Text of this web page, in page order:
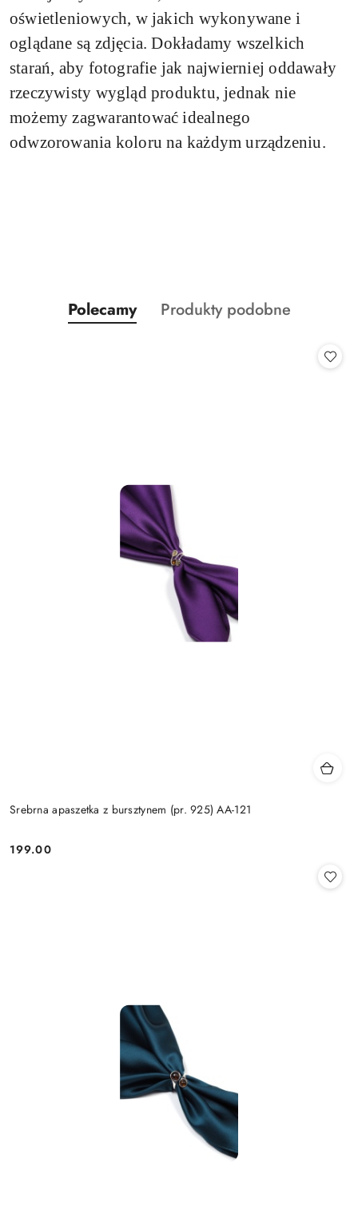
oświetleniowych, w jakich wykonywane i
oglądane są zdjęcia. Dokładamy wszelkich
starań, aby fotografie jak najwierniej oddawały
rzeczywisty wygląd produktu, jednak nie
możemy zagwarantować idealnego
odwzorowania koloru na każdym urządzeniu.
Pomiń karuzelę produktów
Produkty
o
Polecamy
Produkty
Produkty podobne
Srebrna apaszetka z bursztynem (pr. 925) AA-121
Cena:
199.00